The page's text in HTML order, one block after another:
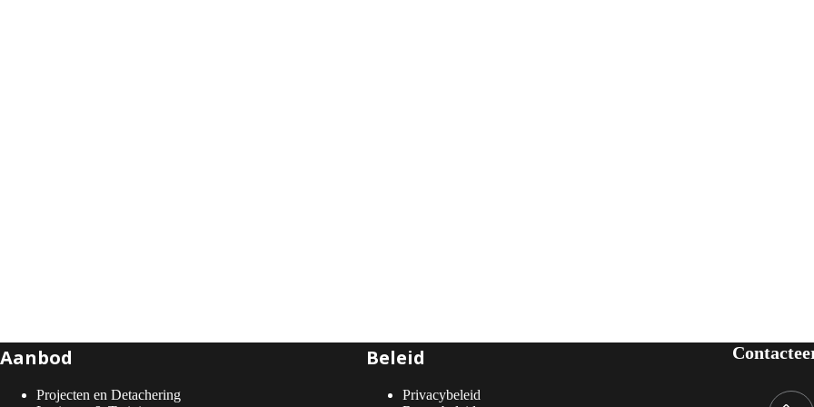
Aanbod
Projecten en Detachering
Beleid
Privacybeleid